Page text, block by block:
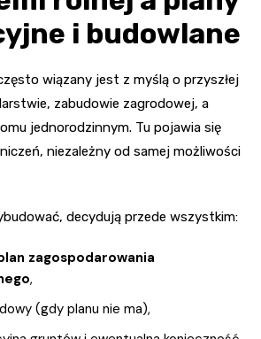
i budowlane
wiązany jest z myślą o przyszłej
zabudowie zagrodowej, a
jednorodzinnym. Tu pojawia się
niezależny od samej możliwości
decydują przede wszystkim:
zagospodarowania
,
(gdy planu nie ma),